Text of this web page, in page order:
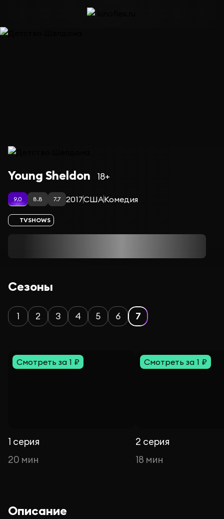
Сериал Детство Шелдона — сезон 7
Young Sheldon 18+
9.0 8.8 7.7 2017СШАКомедия
TVSHOWS
Сезоны
1 2 3 4 5 6 7
Смотреть за 1 ₽
1 серия
20 мин
Смотреть за 1 ₽
2 серия
18 мин
Описание